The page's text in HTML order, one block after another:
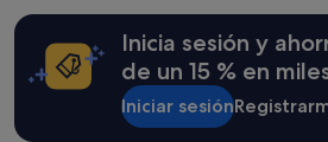
términos
condiciones
adicionales.
Inicia sesión y
de un 15 % en
Iniciar sesión